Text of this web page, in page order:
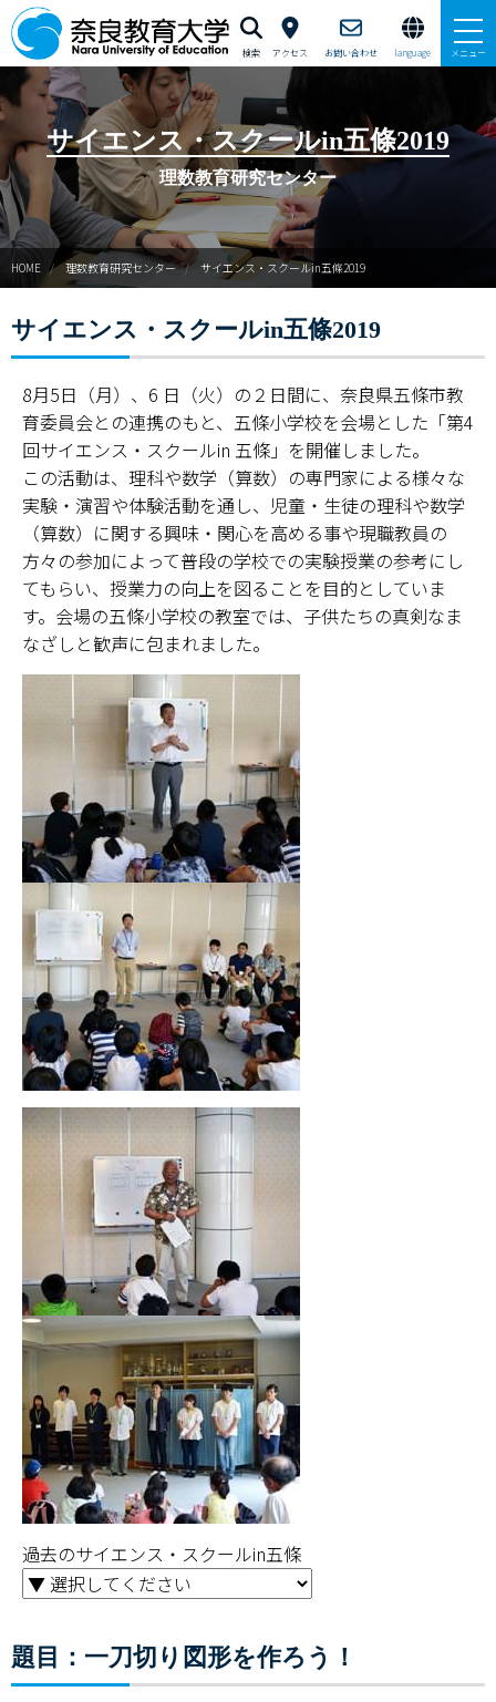
検索 アクセス お問い合わせ language メニュー
新理数ニュース
新理数プログラム（SST養成）
サマースクールイン曽爾
ウィンタースクールイン曽爾
GUTS（学力向上合宿）支援
サイエンス・スクールin五條
ならサイエンス・モール
ご寄附のお願い
奈良新聞コラム
科学の日
オープン・サイエンス・ラボ
理数教育プロジェクト
大学院理数プロジェクト
理数プロジェクト報告書
理数教育研究センター教員一覧
サイエンス・スクールin五條2019
理数教育研究センター
HOME 理数教育研究センター サイエンス・スクールin五條2019
サイエンス・スクールin五條2019
8月5日（月）、6 日（火）の２日間に、奈良県五條市教
育委員会との連携のもと、五條小学校を会場とした「第4
回サイエンス・スクールin 五條」を開催しました。
この活動は、理科や数学（算数）の専門家による様々な
実験・演習や体験活動を通し、児童・生徒の理科や数学
（算数）に関する興味・関心を高める事や現職教員の
方々の参加によって普段の学校での実験授業の参考にし
てもらい、授業力の向上を図ることを目的としていま
す。会場の五條小学校の教室では、子供たちの真剣なま
なざしと歓声に包まれました。
過去のサイエンス・スクールin五條
題目：一刀切り図形を作ろう！